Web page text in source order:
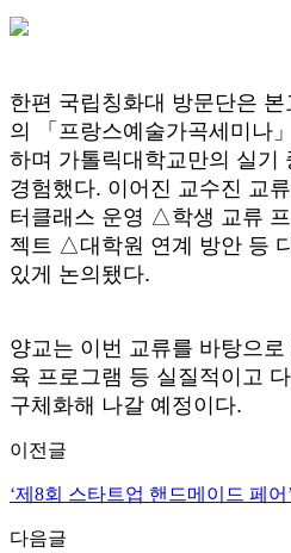
한편 국립칭화대 방문단은
의 「프랑스예술가곡세미나
하며 가톨릭대학교만의 실기
경험했다. 이어진 교수진 교
터클래스 운영 △학생 교류
젝트 △대학원 연계 방안 등
있게 논의됐다.
양교는 이번 교류를 바탕으
육 프로그램 등 실질적이고
구체화해 나갈 예정이다.
이전글
‘제8회 스타트업 핸드메이드 페어
다음글